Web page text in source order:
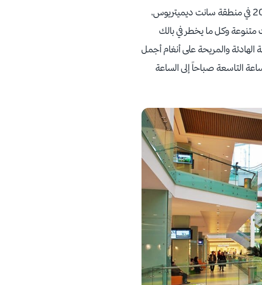
يعد مول مترو أثينا من أكبر مراكز التسوق في أثينا وأحدثها، حيث تم افتتاحه في عام 2010 في منطقة سانت ديميتريوس،
وكل ما يخطر في بالك
والمريحة على أنغام أجمل
التاسعة صباحاً إلى الساعة